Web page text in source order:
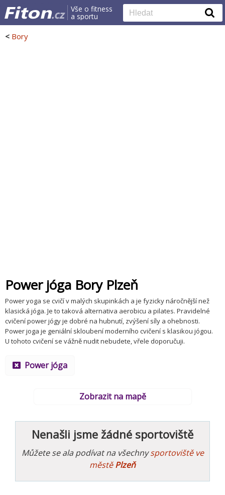
Vše o fitness
a sportu
< Bory
Power jóga Bory Plzeň
Power yoga se cvičí v malých skupinkách a je fyzicky náročnější než
klasická jóga. Je to taková alternativa aerobicu a pilates. Pravidelné
cvičení power jógy je dobré na hubnutí, zvýšení síly a ohebnosti.
Power joga je geniální skloubení moderního cvičení s klasikou jógou.
U tohoto cvičení se vážně nudit nebudete, vřele doporučuji.
Power jóga
Zobrazit na mapě
Nenašli jsme žádné sportoviště
Můžete se ala podívat na všechnysportoviště ve
městěPlzeň